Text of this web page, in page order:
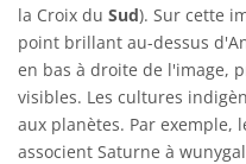
la Croix du Sud). Sur cette
point brillant au-dessus
en bas à droite de l'image,
visibles. Les cultures
aux planètes. Par exemple,
associent Saturne à